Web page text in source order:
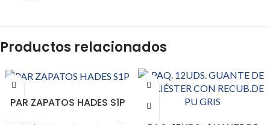
Productos relacionados
SELECCIONAR OPCIONES
PAR ZAPATOS HADES S1P